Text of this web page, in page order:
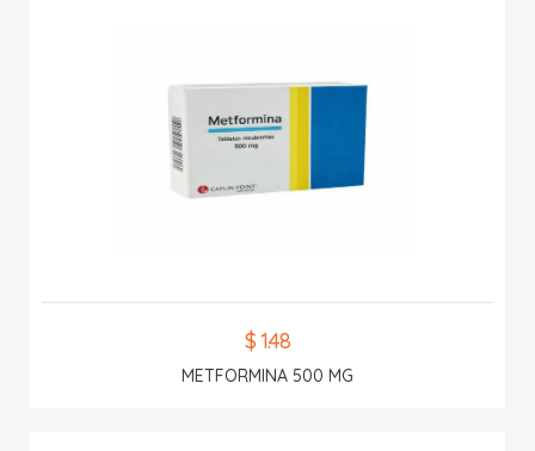
$ 1.48
METFORMINA 500 MG